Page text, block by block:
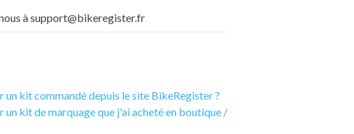
à support@bikeregister.fr
kit commandé depuis le site BikeRegister ?
kit de marquage que j'ai acheté en boutique /